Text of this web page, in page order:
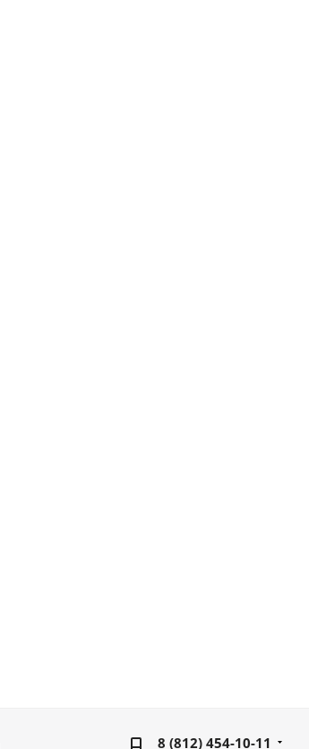
8 (812) 454-10-11